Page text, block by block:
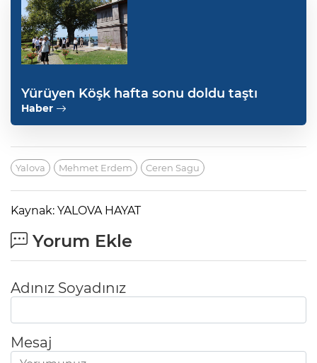
Yürüyen Köşk hafta sonu doldu taştı
Haber
Yalova Mehmet Erdem Ceren Sagu
Kaynak: YALOVA HAYAT
Yorum Ekle
Adınız Soyadınız
Mesaj